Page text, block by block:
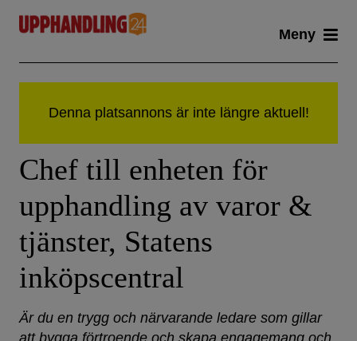
content
Meny
Chef till enheten för
upphandling av varor &
tjänster, Statens
inköpscentral
Är du en trygg och närvarande ledare som gillar
att bygga förtroende och skapa engagemang och